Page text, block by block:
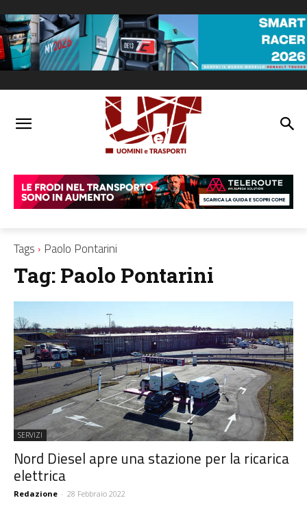
Tags Paolo Pontarini
Tag: Paolo Pontarini
SERVIZI
Nord Diesel apre una stazione per la ricarica
elettrica
Redazione - 28 Febbraio 2022